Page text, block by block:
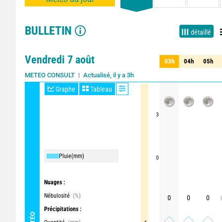
BULLETIN détaillé
Vendredi 7 août
METEO CONSULT Actualisé, il y a 3h
Graphe Tableau
Pluie(mm)
Nuages :
Nébulosité (%)
Précipitations :
3
0
03h 04h 05h
03h 04h 05h
0 0 0